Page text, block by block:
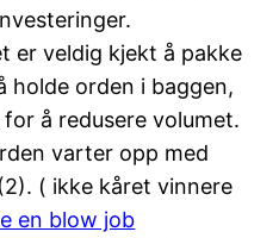
er veldig kjekt å pakke
holde orden i baggen,
å redusere volumet.
varter opp med
( ikke kåret vinnere
en blow job